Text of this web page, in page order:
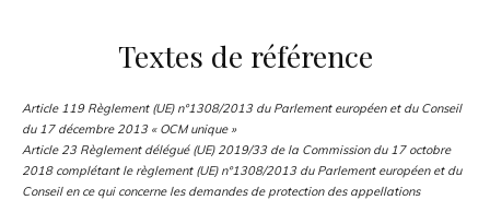
Textes de référence
Article 119 Règlement (UE) n°1308/2013 du Parlement européen et du Conseil
du 17 décembre 2013 « OCM unique »
Article 23 Règlement délégué (UE) 2019/33 de la Commission du 17 octobre
2018 complétant le règlement (UE) n°1308/2013 du Parlement européen et du
Conseil en ce qui concerne les demandes de protection des appellations